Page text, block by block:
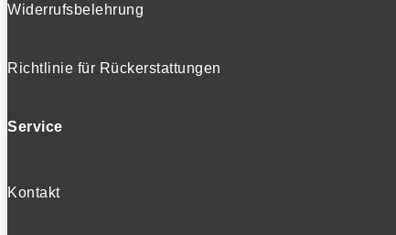
Widerrufsbelehrung
Richtlinie für Rückerstattungen
Service
Kontakt